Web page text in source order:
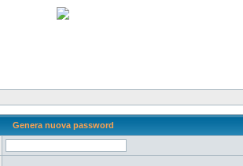
Genera nuova password